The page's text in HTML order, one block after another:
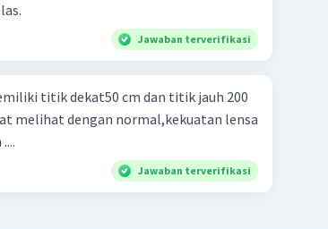
Jawaban terverifikasi
titik dekat50 cm dan titik jauh 200
melihat dengan normal,kekuatan lensa
Jawaban terverifikasi